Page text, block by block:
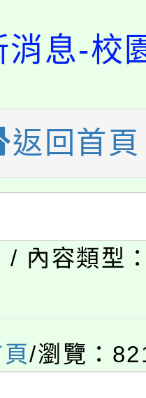
，桃園電
運動會8/
泳池舉行。
入戶享有免
中低收入戶
詳情可洽有
育及科技
研習
育及科技中
教案入校路
學年度第
內行報名
，桃園電
消息-校
返回首頁
內容類型
/瀏覽：